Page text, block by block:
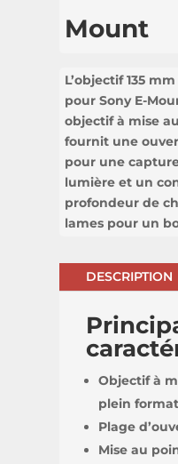
Mount
L’objectif 135 mm
pour Sony E-
objectif à mise
fournit une
pour une
lumière et un
profondeur de
lames pour un
DESCRIPTION
Objectif à
plein format
Plage
Mise au